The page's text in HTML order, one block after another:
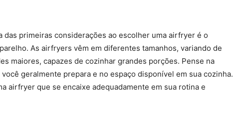
das primeiras considerações ao escolher uma airfryer é o
As airfryers vêm em diferentes tamanhos, variando de
maiores, capazes de cozinhar grandes porções. Pense na
geralmente prepara e no espaço disponível em sua cozinha.
airfryer que se encaixe adequadamente em sua rotina e